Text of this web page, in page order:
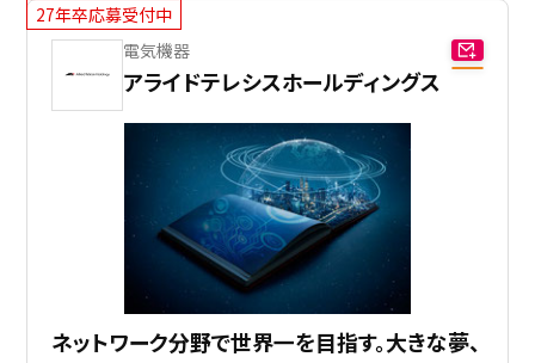
27年卒応募受付中
電気機器
アライドテレシスホールディングス
ネットワーク分野で世界一を目指す。大きな夢、